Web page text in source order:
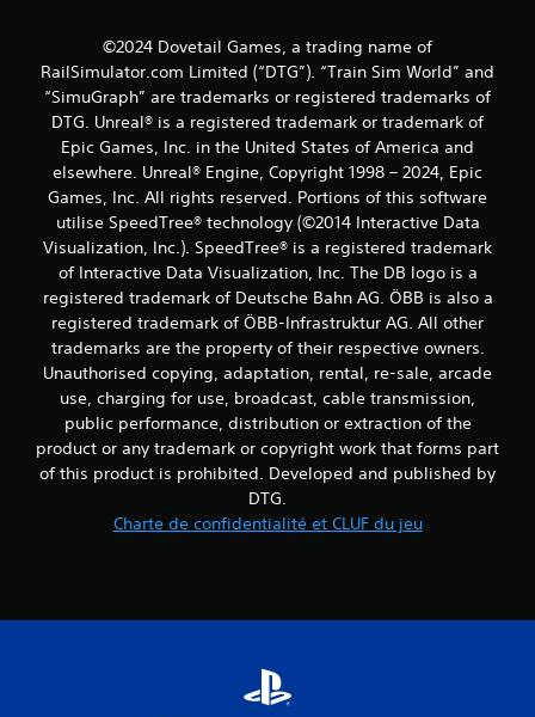
©2024 Dovetail Games, a trading name of
RailSimulator.com Limited (“DTG”). “Train Sim World” and
“SimuGraph” are trademarks or registered trademarks of
DTG. Unreal® is a registered trademark or trademark of
Epic Games, Inc. in the United States of America and
elsewhere. Unreal® Engine, Copyright 1998 – 2024, Epic
Games, Inc. All rights reserved. Portions of this software
utilise SpeedTree® technology (©2014 Interactive Data
Visualization, Inc.). SpeedTree® is a registered trademark
of Interactive Data Visualization, Inc. The DB logo is a
registered trademark of Deutsche Bahn AG. ÖBB is also a
registered trademark of ÖBB-Infrastruktur AG. All other
trademarks are the property of their respective owners.
Unauthorised copying, adaptation, rental, re-sale, arcade
use, charging for use, broadcast, cable transmission,
public performance, distribution or extraction of the
product or any trademark or copyright work that forms part
of this product is prohibited. Developed and published by
DTG.
Charte de confidentialité et CLUF du jeu